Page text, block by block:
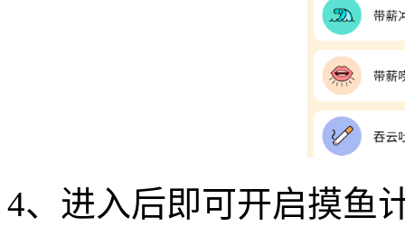
4、进入后即可开启摸鱼